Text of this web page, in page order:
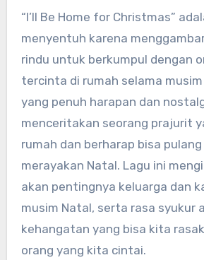
“I’ll Be Home for Christmas”
menyentuh karena
rindu untuk berkumpul dengan
tercinta di rumah selama
yang penuh harapan dan
menceritakan seorang prajurit
rumah dan berharap bisa
merayakan Natal. Lagu ini
akan pentingnya keluarga dan
musim Natal, serta rasa syukur
kehangatan yang bisa kita
orang yang kita cintai.